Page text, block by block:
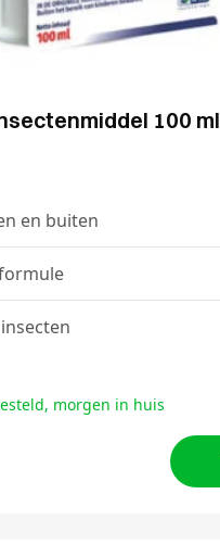
100 ml
en buiten
morgen in huis